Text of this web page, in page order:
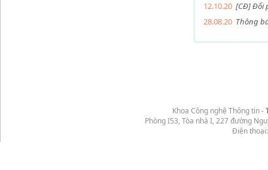
12.10.20 [CĐ] Đổi
28.08.20 Thông
Khoa Công nghệ Thông tin -
Phòng I53, Tòa nhà I, 227 đường
Điện